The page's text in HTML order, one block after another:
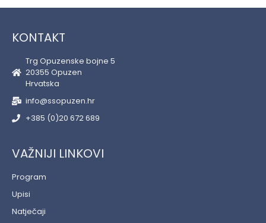
KONTAKT
Trg Opuzenske bojne 5
20355 Opuzen
Hrvatska
info@ssopuzen.hr
+385 (0)20 672 689
VAŽNIJI LINKOVI
Program
Upisi
Natječaji